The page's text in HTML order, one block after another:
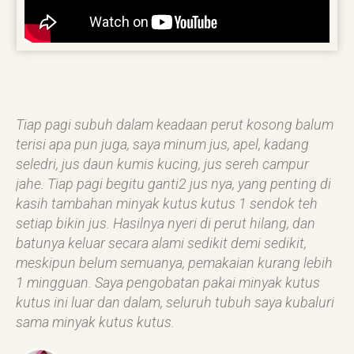
Tiap pagi subuh dalam keadaan perut kosong balum
terisi apa pun juga, saya minum jus, apel, kadang
seledri, jus daun kumis kucing, jus sereh campur
jahe. Tiap pagi begitu ganti2 jus nya, yang penting di
kasih tambahan minyak kutus kutus 1 sendok teh
setiap bikin jus. Hasilnya nyeri di perut hilang, dan
batunya keluar secara alami sedikit demi sedikit,
meskipun belum semuanya, pemakaian kurang lebih
1 mingguan. Saya pengobatan pakai minyak kutus
kutus ini luar dan dalam, seluruh tubuh saya kubaluri
sama minyak kutus kutus.